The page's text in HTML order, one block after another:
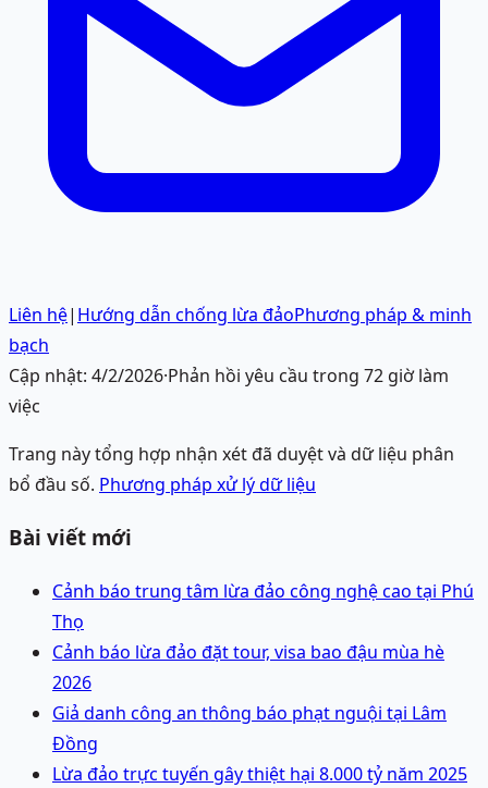
Liên hệ| Hướng dẫn chống lừa đảoPhương pháp & minh
bạch
Cập nhật: 4/2/2026·Phản hồi yêu cầu trong 72 giờ làm
việc
Trang này tổng hợp nhận xét đã duyệt và dữ liệu phân
bổ đầu số. Phương pháp xử lý dữ liệu
Bài viết mới
Cảnh báo trung tâm lừa đảo công nghệ cao tại Phú
Thọ
Cảnh báo lừa đảo đặt tour, visa bao đậu mùa hè
2026
Giả danh công an thông báo phạt nguội tại Lâm
Đồng
Lừa đảo trực tuyến gây thiệt hại 8.000 tỷ năm 2025